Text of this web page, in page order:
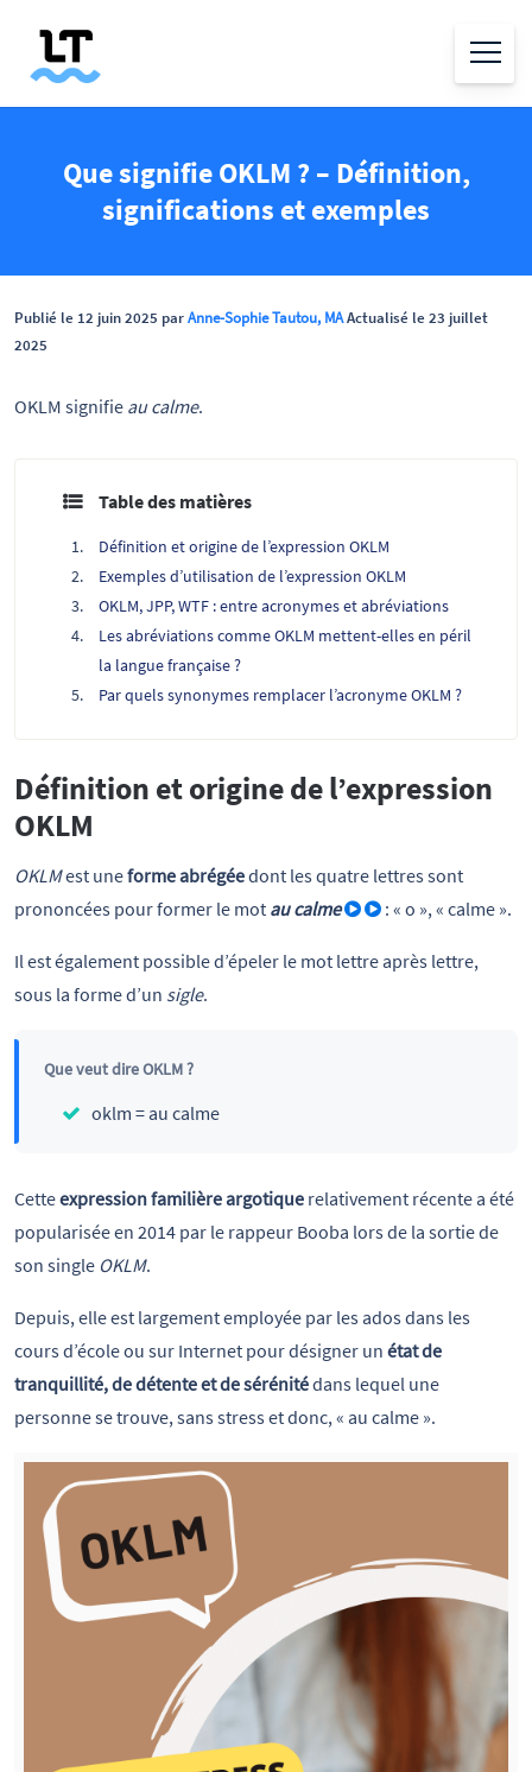
Que signifie OKLM ? – Définition,
significations et exemples
Publié le 12 juin 2025 parAnne-Sophie Tautou, MAActualisé le 23 juillet
2025
OKLM signifie au calme.
Table des matières
Définition et origine de l’expression OKLM
Exemples d’utilisation de l’expression OKLM
OKLM, JPP, WTF : entre acronymes et abréviations
Les abréviations comme OKLM mettent-elles en péril
la langue française ?
Par quels synonymes remplacer l’acronyme OKLM ?
Définition et origine de l’expression
OKLM
OKLMest uneforme abrégéedont les quatre lettres sont
prononcées pour former le mot au calme : « o », « calme ».
Il est également possible d’épeler le mot lettre après lettre,
sous la forme d’un sigle.
Que veut dire OKLM ?
oklm = au calme
Cetteexpression familière argotique relativement récente a été
popularisée en 2014 par le rappeur Booba lors de la sortie de
son single OKLM.
Depuis, elle est largement employée par les ados dans les
cours d’école ou sur Internet pour désigner un état de
tranquillité, de détente et de sérénitédans lequel une
personne se trouve, sans stress et donc, « au calme ».